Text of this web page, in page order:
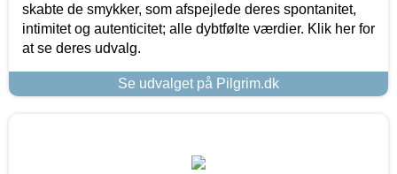
skabte de smykker, som afspejlede deres spontanitet,
intimitet og autenticitet; alle dybtfølte værdier. Klik her for
at se deres udvalg.
Se udvalget på Pilgrim.dk